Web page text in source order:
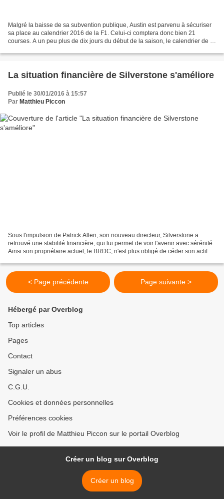
Malgré la baisse de sa subvention publique, Austin est parvenu à sécuriser
sa place au calendrier 2016 de la F1. Celui-ci comptera donc bien 21
courses. A un peu plus de dix jours du début de la saison, le calendrier de la
La situation financière de Silverstone s'améliore
Publié le 30/01/2016 à 15:57
Par Matthieu Piccon
Sous l'impulsion de Patrick Allen, son nouveau directeur, Silverstone a
retrouvé une stabilité financière, qui lui permet de voir l'avenir avec sérénité.
Ainsi son propriétaire actuel, le BRDC, n'est plus obligé de céder son actif.
< Page précédente Page suivante >
Hébergé par Overblog
Top articles
Pages
Contact
Signaler un abus
C.G.U.
Cookies et données personnelles
Préférences cookies
Voir le profil de Matthieu Piccon sur le portail Overblog
Créer un blog sur Overblog
Créer un blog